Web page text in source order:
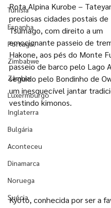
Tunísia
Espanha
Portugal
Zimbabwe
Zâmbia
Luxermburgo
Inglaterra
Bulgária
Aconteceu
Dinamarca
Noruega
Suécia
Rota Alpina Kurobe –
preciosas cidades postais
Tsumago, com direito a um
emocionante passeio de
Hakone, aos pés do Monte
passeio de barco pelo Lago
seguido pelo Bondinho de
um inesquecível jantar
vestindo kimonos.
Kyoto, conhecida por ser a